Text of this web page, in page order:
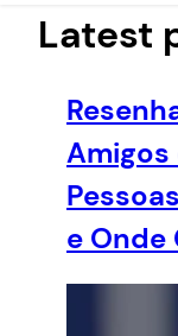
conteúdo
Latest
e Onde